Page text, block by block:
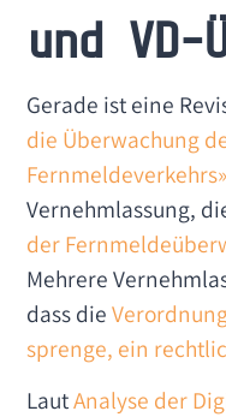
und VD-
Gerade ist eine
die Überwachung
Vernehmlassung,
der
Mehrere
dass die
sprenge, ein
LautAnalyse der